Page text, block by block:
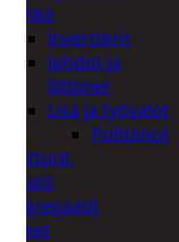
Sähkö
Invertterit
Johdot ja
liittimet
Lisä ja työvalot
Polttimot
Aggregaatit